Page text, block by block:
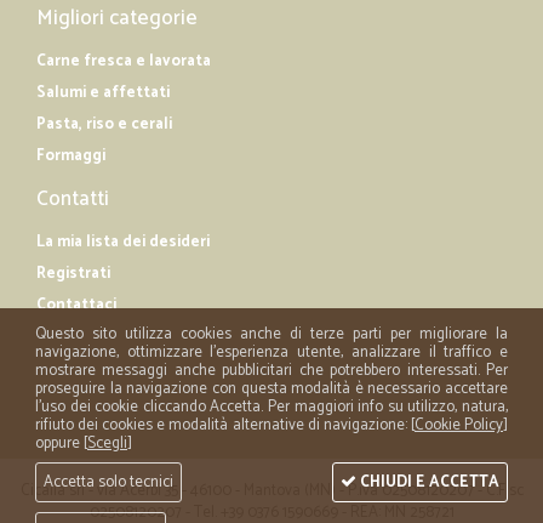
Migliori categorie
Carne fresca e lavorata
Salumi e affettati
Pasta, riso e cerali
Formaggi
Contatti
La mia lista dei desideri
Registrati
Contattaci
Cicalia srl - via Acerbi 35 - 46100 - Mantova (MN) - P.iva 02508120207 - C.Fisc
02508120207 - Tel. +39 0376 1590669 - REA: MN 258721
Questo sito utilizza cookies anche di terze parti per migliorare la
navigazione, ottimizzare l'esperienza utente, analizzare il traffico e
mostrare messaggi anche pubblicitari che potrebbero interessati. Per
proseguire la navigazione con questa modalità è necessario accettare
l'uso dei cookie cliccando Accetta. Per maggiori info su utilizzo, natura,
rifiuto dei cookies e modalità alternative di navigazione: [Cookie Policy]
oppure [Scegli]
Accetta solo tecnici
CHIUDI E ACCETTA